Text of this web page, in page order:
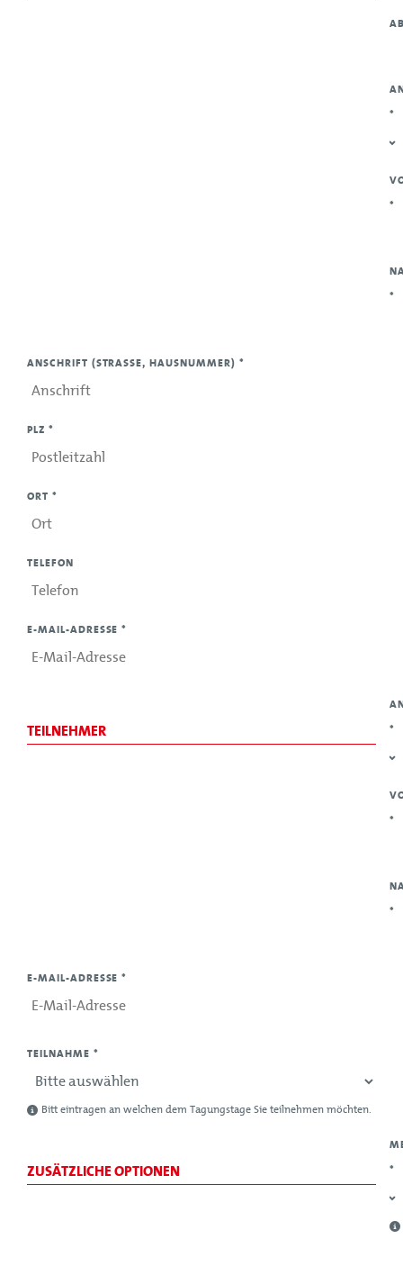
*
*
*
ANSCHRIFT (STRASSE, HAUSNUMMER) *
PLZ *
ORT *
TELEFON
E-MAIL-ADRESSE*
TEILNEHMER
*
*
*
E-MAIL-ADRESSE*
TEILNAHME *
Bitt eintragen an welchen dem Tagungstage Sie teilnehmen möchten.
ZUSÄTZLICHE OPTIONEN
*